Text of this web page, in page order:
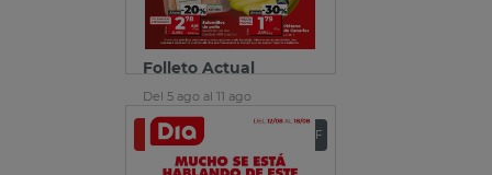
Folleto Actual
Del 5 ago al 11 ago
Ver folleto Descargar PDF